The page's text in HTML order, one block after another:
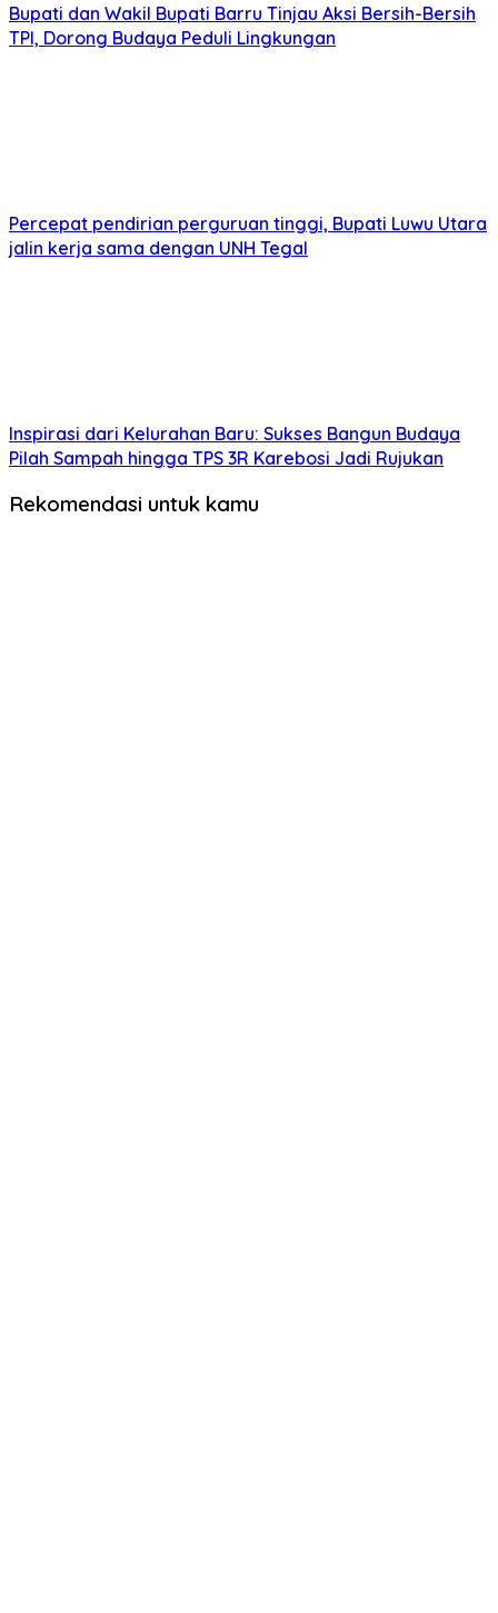
Bupati dan Wakil Bupati Barru Tinjau Aksi Bersih-Bersih
TPI, Dorong Budaya Peduli Lingkungan
Percepat pendirian perguruan tinggi, Bupati Luwu Utara
jalin kerja sama dengan UNH Tegal
Inspirasi dari Kelurahan Baru: Sukses Bangun Budaya
Pilah Sampah hingga TPS 3R Karebosi Jadi Rujukan
Rekomendasi untuk kamu